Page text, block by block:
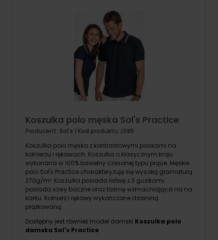
Koszulka polo męska Sol's Practice
Producent: Sol's | Kod produktu: L585
Koszulka polo męska z kontrastowymi paskami na
kołnierzu i rękawach. Koszulka o klasycznym kroju
wykonana w 100% bawełny czesanej typu pique. Męskie
polo Sol's Practice charakteryzuję się wysoką gramaturą
270g/m². Koszulka posiada listwę z 3 guzikami.
posiada szwy boczne oraz taśmę wzmacniająca na na
karku. Kołnierz i rękawy wykończone dzianiną
prążkowaną.
Dostępny jest również model damski Koszulka polo
damska Sol's Practice